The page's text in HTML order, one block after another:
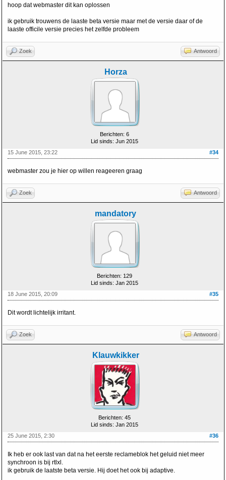
hoop dat webmaster dit kan oplossen
ik gebruik trouwens de laaste beta versie maar met de versie daar of de
laaste officile versie precies het zelfde probleem
Zoek Antwoord
Horza
Berichten: 6
Lid sinds: Jun 2015
#34
15 June 2015, 23:22
webmaster zou je hier op willen reageeren graag
Zoek Antwoord
mandatory
Berichten: 129
Lid sinds: Jan 2015
#35
18 June 2015, 20:09
Dit wordt lichtelijk irritant.
Zoek Antwoord
Klauwkikker
Berichten: 45
Lid sinds: Jan 2015
#36
25 June 2015, 2:30
Ik heb er ook last van dat na het eerste reclameblok het geluid niet meer
synchroon is bij rtlxl.
ik gebruik de laatste beta versie. Hij doet het ook bij adaptive.